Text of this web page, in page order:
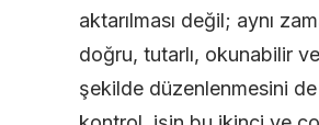
Kalite
Kontrol
Süreci
aktarılması değil; aynı
doğru, tutarlı, okunabilir
şekilde düzenlenmesini